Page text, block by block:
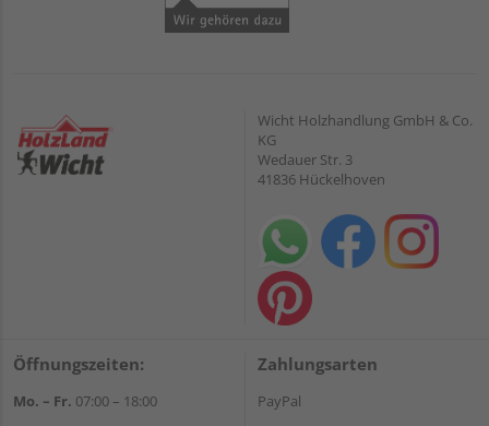
Wicht Holzhandlung GmbH & Co.
KG
Wedauer Str. 3
41836 Hückelhoven
Öffnungszeiten:
Mo. – Fr. 07:00 – 18:00
Zahlungsarten
PayPal